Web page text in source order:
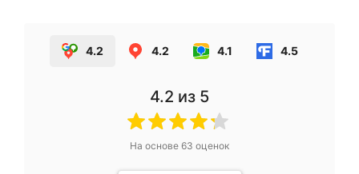
4.2 4.2 4.1 4.5
4.2 из 5
На основе 63 оценок